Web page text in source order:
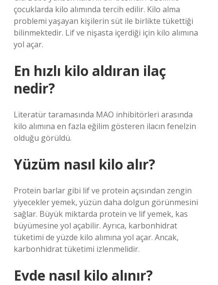
çocuklarda kilo alımında tercih edilir. Kilo alma
problemi yaşayan kişilerin süt ile birlikte tükettiği
bilinmektedir. Lif ve nişasta içerdiği için kilo alımına
yol açar.
En hızlı kilo aldıran ilaç
nedir?
Literatür taramasında MAO inhibitörleri arasında
kilo alımına en fazla eğilim gösteren ilacın fenelzin
olduğu görüldü.
Yüzüm nasıl kilo alır?
Protein barlar gibi lif ve protein açısından zengin
yiyecekler yemek, yüzün daha dolgun görünmesini
sağlar. Büyük miktarda protein ve lif yemek, kas
büyümesine yol açabilir. Ayrıca, karbonhidrat
tüketimi de yüzde kilo alımına yol açar. Ancak,
karbonhidrat tüketimi izlenmelidir.
Evde nasıl kilo alınır?